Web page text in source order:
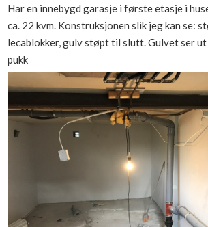
Boligmappa+
Få mer ut av Boligmappa
Har en innebygd garasje i første etasje i
ca. 22 kvm. Konstruksjonen slik jeg kan se:
lecablokker, gulv støpt til slutt. Gulvet ser
pukk